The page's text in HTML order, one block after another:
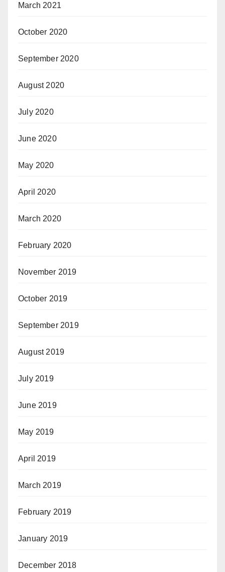
March 2021
October 2020
September 2020
August 2020
July 2020
June 2020
May 2020
April 2020
March 2020
February 2020
November 2019
October 2019
September 2019
August 2019
July 2019
June 2019
May 2019
April 2019
March 2019
February 2019
January 2019
December 2018